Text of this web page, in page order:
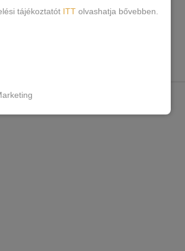
tájékoztatót ITT olvashatja bővebben.